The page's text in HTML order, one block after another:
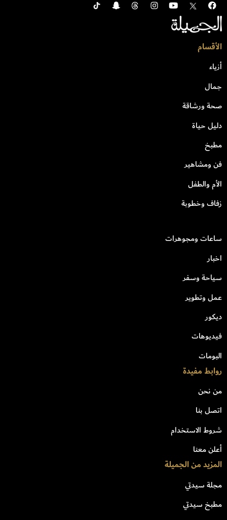
الأقسام
أزياء
جمال
صحة ورشاقة
دليل حياة
مطبخ
فن ومشاهير
الأم والطفل
زفاف وخطوبة
ساعات ومجوهرات
اخبار
سياحة وسفر
عمل وتطوير
ديكور
فيديوهات
البومات
روابط مفيدة
من نحن
اتصل بنا
شروط الاستخدام
أعلن معنا
المزيد من الجميلة
مجلة سيدتي
مطبخ سيدتي